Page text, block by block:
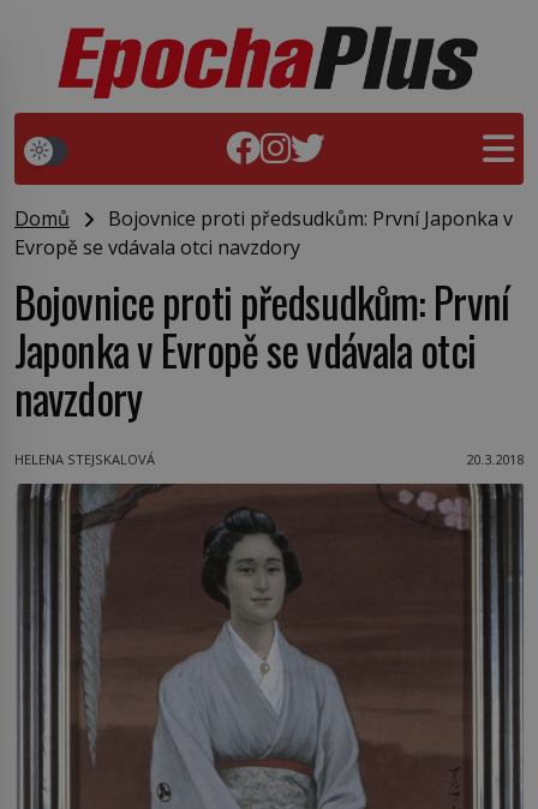
Domů
Bojovnice proti předsudkům: První Japonka v
Evropě se vdávala otci navzdory
Bojovnice proti předsudkům: První
Japonka v Evropě se vdávala otci
navzdory
HELENA STEJSKALOVÁ 20.3.2018